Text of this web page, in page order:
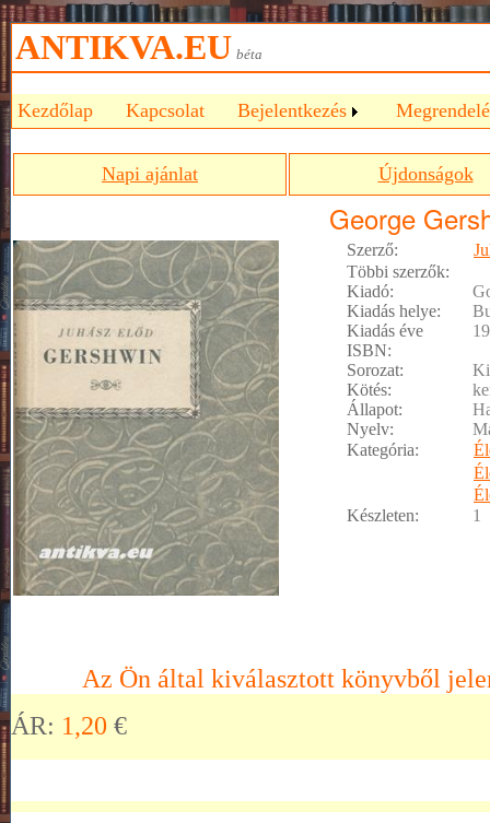
ANTIKVA.EU béta
Kezdőlap Kapcsolat Bejelentkezés
Napi ajánlat Újdonságok
George
Szerző:
Többi szerzők:
Kiadó:
Kiadás helye:
Kiadás éve
ISBN:
Sorozat:
Kötés:
Állapot:
Nyelv:
Kategória:
Készleten:
1
Az Ön által kiválasztott könyvből
ÁR: 1,20 €